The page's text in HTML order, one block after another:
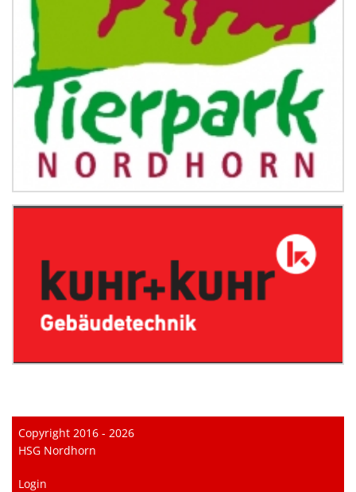
Copyright 2016 - 2026
HSG Nordhorn
Login